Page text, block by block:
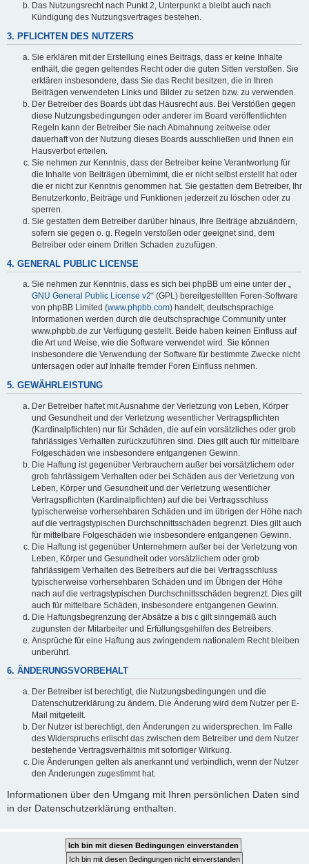
Das Nutzungsrecht nach Punkt 2, Unterpunkt a bleibt auch nach
Kündigung des Nutzungsvertrages bestehen.
3. PFLICHTEN DES NUTZERS
Sie erklären mit der Erstellung eines Beitrags, dass er keine Inhalte
enthält, die gegen geltendes Recht oder die guten Sitten verstoßen. Sie
erklären insbesondere, dass Sie das Recht besitzen, die in Ihren
Beiträgen verwendeten Links und Bilder zu setzen bzw. zu verwenden.
Der Betreiber des Boards übt das Hausrecht aus. Bei Verstößen gegen
diese Nutzungsbedingungen oder anderer im Board veröffentlichten
Regeln kann der Betreiber Sie nach Abmahnung zeitweise oder
dauerhaft von der Nutzung dieses Boards ausschließen und Ihnen ein
Hausverbot erteilen.
Sie nehmen zur Kenntnis, dass der Betreiber keine Verantwortung für
die Inhalte von Beiträgen übernimmt, die er nicht selbst erstellt hat oder
die er nicht zur Kenntnis genommen hat. Sie gestatten dem Betreiber, Ihr
Benutzerkonto, Beiträge und Funktionen jederzeit zu löschen oder zu
sperren.
Sie gestatten dem Betreiber darüber hinaus, Ihre Beiträge abzuändern,
sofern sie gegen o. g. Regeln verstoßen oder geeignet sind, dem
Betreiber oder einem Dritten Schaden zuzufügen.
4. GENERAL PUBLIC LICENSE
Sie nehmen zur Kenntnis, dass es sich bei phpBB um eine unter der „
GNU General Public License v2“ (GPL) bereitgestellten Foren-Software
von phpBB Limited (www.phpbb.com) handelt; deutschsprachige
Informationen werden durch die deutschsprachige Community unter
www.phpbb.de zur Verfügung gestellt. Beide haben keinen Einfluss auf
die Art und Weise, wie die Software verwendet wird. Sie können
insbesondere die Verwendung der Software für bestimmte Zwecke nicht
untersagen oder auf Inhalte fremder Foren Einfluss nehmen.
5. GEWÄHRLEISTUNG
Der Betreiber haftet mit Ausnahme der Verletzung von Leben, Körper
und Gesundheit und der Verletzung wesentlicher Vertragspflichten
(Kardinalpflichten) nur für Schäden, die auf ein vorsätzliches oder grob
fahrlässiges Verhalten zurückzuführen sind. Dies gilt auch für mittelbare
Folgeschäden wie insbesondere entgangenen Gewinn.
Die Haftung ist gegenüber Verbrauchern außer bei vorsätzlichem oder
grob fahrlässigem Verhalten oder bei Schäden aus der Verletzung von
Leben, Körper und Gesundheit und der Verletzung wesentlicher
Vertragspflichten (Kardinalpflichten) auf die bei Vertragsschluss
typischerweise vorhersehbaren Schäden und im übrigen der Höhe nach
auf die vertragstypischen Durchschnittsschäden begrenzt. Dies gilt auch
für mittelbare Folgeschäden wie insbesondere entgangenen Gewinn.
Die Haftung ist gegenüber Unternehmern außer bei der Verletzung von
Leben, Körper und Gesundheit oder vorsätzlichem oder grob
fahrlässigem Verhalten des Betreibers auf die bei Vertragsschluss
typischerweise vorhersehbaren Schäden und im Übrigen der Höhe
nach auf die vertragstypischen Durchschnittsschäden begrenzt. Dies gilt
auch für mittelbare Schäden, insbesondere entgangenen Gewinn.
Die Haftungsbegrenzung der Absätze a bis c gilt sinngemäß auch
zugunsten der Mitarbeiter und Erfüllungsgehilfen des Betreibers.
Ansprüche für eine Haftung aus zwingendem nationalem Recht bleiben
unberührt.
6. ÄNDERUNGSVORBEHALT
Der Betreiber ist berechtigt, die Nutzungsbedingungen und die
Datenschutzerklärung zu ändern. Die Änderung wird dem Nutzer per E-
Mail mitgeteilt.
Der Nutzer ist berechtigt, den Änderungen zu widersprechen. Im Falle
des Widerspruchs erlischt das zwischen dem Betreiber und dem Nutzer
bestehende Vertragsverhältnis mit sofortiger Wirkung.
Die Änderungen gelten als anerkannt und verbindlich, wenn der Nutzer
den Änderungen zugestimmt hat.
Informationen über den Umgang mit Ihren persönlichen Daten sind
in der Datenschutzerklärung enthalten.